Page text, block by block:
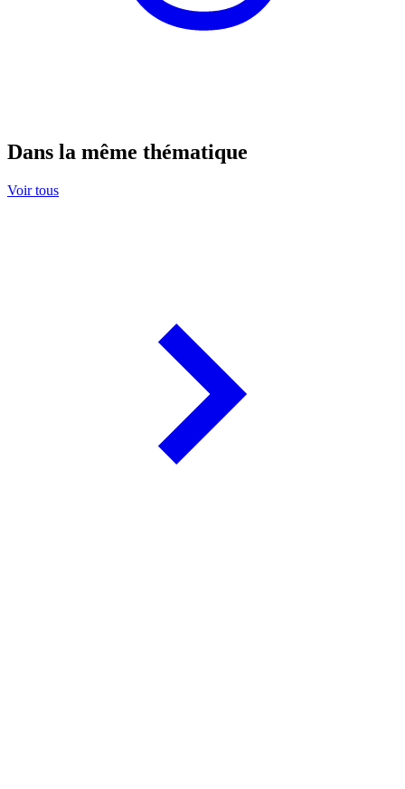
Dans la même thématique
Voir tous